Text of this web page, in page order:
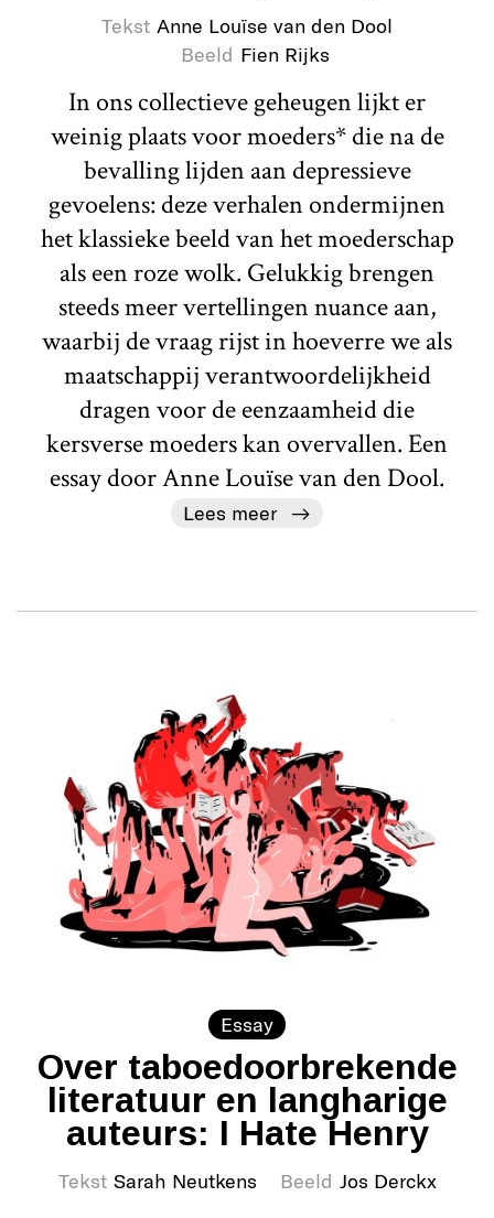
Tekst Anne Louïse van den Dool
Beeld Fien Rijks
In ons collectieve geheugen lijkt er
weinig plaats voor moeders* die na de
bevalling lijden aan depressieve
gevoelens: deze verhalen ondermijnen
het klassieke beeld van het moederschap
als een roze wolk. Gelukkig brengen
steeds meer vertellingen nuance aan,
waarbij de vraag rijst in hoeverre we als
maatschappij verantwoordelijkheid
dragen voor de eenzaamheid die
kersverse moeders kan overvallen. Een
essay door Anne Louïse van den Dool.
Lees meer
Essay
Over taboedoorbrekende
literatuur en langharige
auteurs: I Hate Henry
Tekst Sarah Neutkens Beeld Jos Derckx